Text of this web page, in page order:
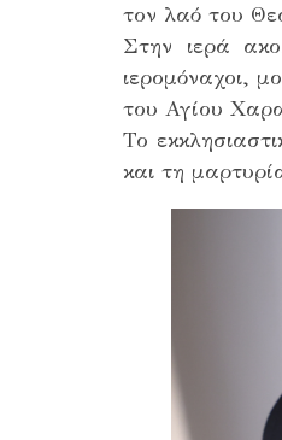
τον λαό του
Στην ιερά
ιερομόναχοι,
του Αγίου
Το
και τη